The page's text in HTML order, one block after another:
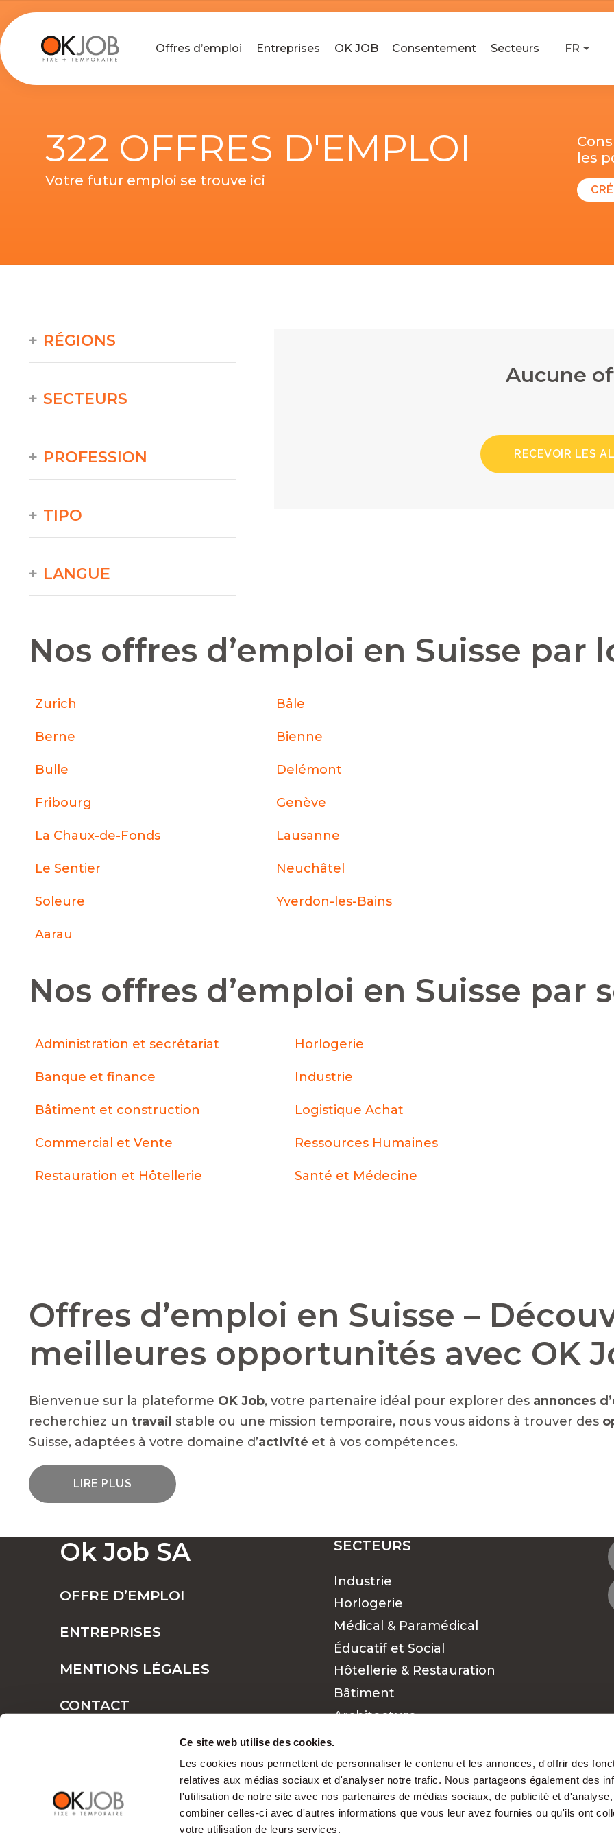
Ce site web utilise des cookies.
Les cookies nous permettent de personnaliser le contenu et les annonces, d'offrir des
relatives aux médias sociaux et d'analyser notre trafic. Nous partageons également des
l'utilisation de notre site avec nos partenaires de médias sociaux, de publicité et
combiner celles-ci avec d'autres informations que vous leur avez fournies ou qu'ils ont
votre utilisation de leurs services.
Offres d’emploi Entreprises OK JOB Consentement Secteurs FR
322 OFFRES D'EMPLOI
Votre futur emploi se trouve ici
les
Aucune
RECEVOIR LES
RÉGIONS
SECTEURS
PROFESSION
TIPO
LANGUE
Nos offres d’emploi en Suisse par
Zurich Bâle
Berne Bienne
Bulle Delémont
Fribourg Genève
La Chaux-de-Fonds Lausanne
Le Sentier Neuchâtel
Soleure Yverdon-les-Bains
Aarau
Nos offres d’emploi en Suisse par
Administration et secrétariat Horlogerie
Banque et finance Industrie
Bâtiment et construction Logistique Achat
Commercial et Vente Ressources Humaines
Restauration et Hôtellerie Santé et Médecine
Offres d’emploi en Suisse –
meilleures opportunités avec OK
Bienvenue sur la plateforme OK Job, votre partenaire idéal pour explorer des annonces
recherchiez un travail stable ou une mission temporaire, nous vous aidons à trouver des
Suisse, adaptées à votre domaine d’activité et à vos compétences.
LIRE PLUS
POSTES FIXES OU TEMPORAIRES : TROUVEZ LE TRAVAIL QUI VOUS CONVIENT
POURQUOI CHOISIR OK JOB POUR VOS RECHERCHES D'EMPLOIS ?
Des opportunités pour chaque
professionnel
Chez OK Job, nous croyons que chaque talent mérite d’être reconnu. Grâce à notre
compréhension approfondie des
fonctions et des besoins des entreprises, nous
Ok Job SA
OFFRE D’EMPLOI
ENTREPRISES
MENTIONS LÉGALES
CONTACT
SECTEURS
Industrie
Horlogerie
Médical & Paramédical
Éducatif et Social
Hôtellerie & Restauration
Bâtiment
Architecture
Finance
Cadres